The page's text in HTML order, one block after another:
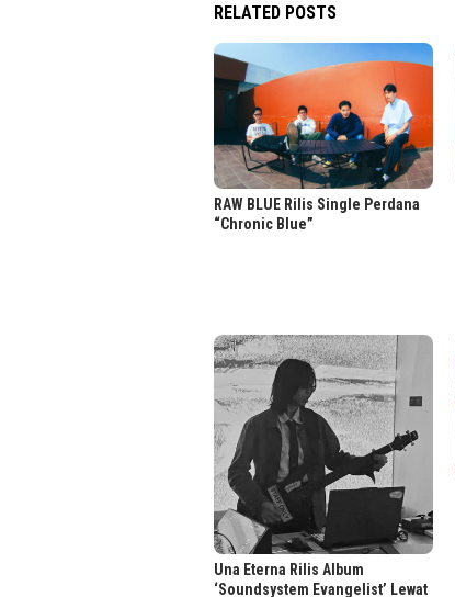
RELATED POSTS
RAW BLUE Rilis Single Perdana
“Chronic Blue”
Una Eterna Rilis Album
‘Soundsystem Evangelist’ Lewat